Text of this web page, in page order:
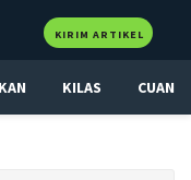
KIRIM ARTIKEL
KILAS CUAN